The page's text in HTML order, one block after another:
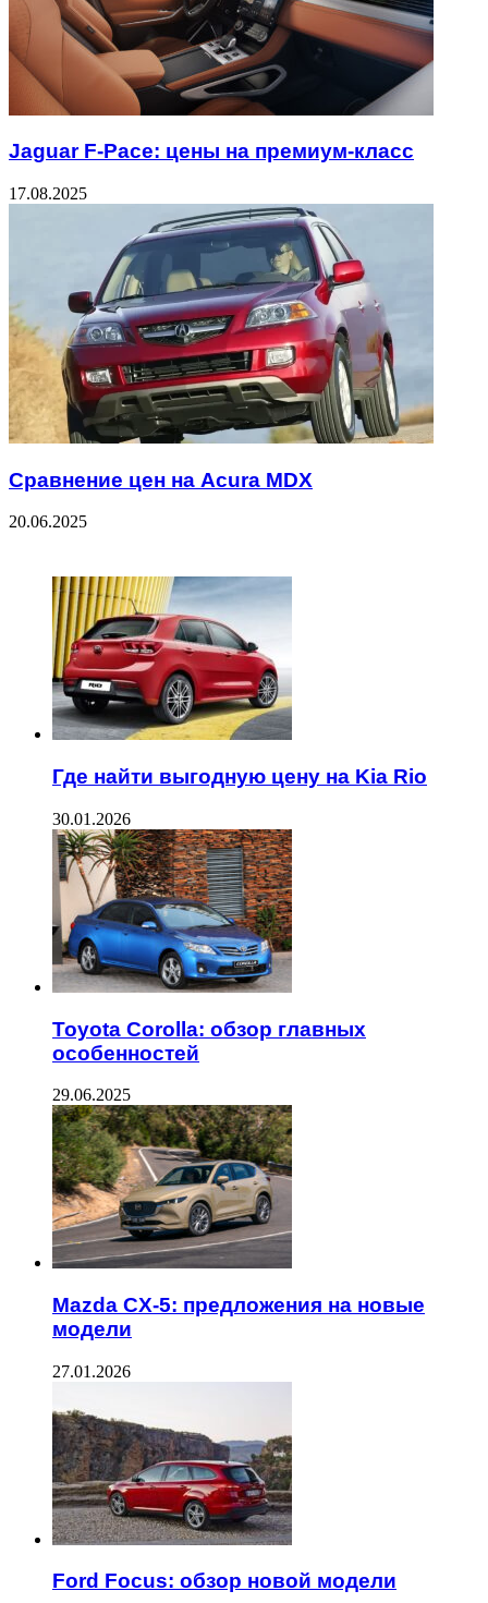
Jaguar F-Pace: цены на премиум-класс
17.08.2025
Сравнение цен на Acura MDX
20.06.2025
Где найти выгодную цену на Kia Rio
30.01.2026
Toyota Corolla: обзор главных
особенностей
29.06.2025
Mazda CX-5: предложения на новые
модели
27.01.2026
Ford Focus: обзор новой модели